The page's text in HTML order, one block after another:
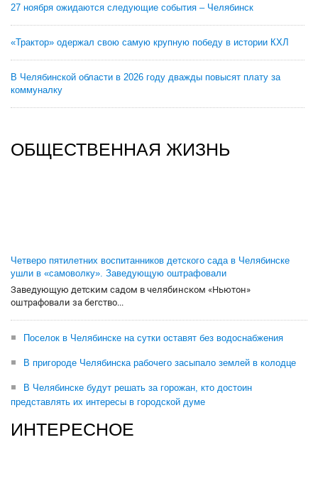
27 ноября ожидаются следующие события – Челябинск
«Трактор» одержал свою самую крупную победу в истории КХЛ
В Челябинской области в 2026 году дважды повысят плату за
коммуналку
ОБЩЕСТВЕННАЯ ЖИЗНЬ
Четверо пятилетних воспитанников детского сада в Челябинске
ушли в «самоволку». Заведующую оштрафовали
Заведующую детским садом в челябинском «Ньютон»
оштрафовали за бегство...
Поселок в Челябинске на сутки оставят без водоснабжения
В пригороде Челябинска рабочего засыпало землей в колодце
В Челябинске будут решать за горожан, кто достоин
представлять их интересы в городской думе
ИНТЕРЕСНОЕ